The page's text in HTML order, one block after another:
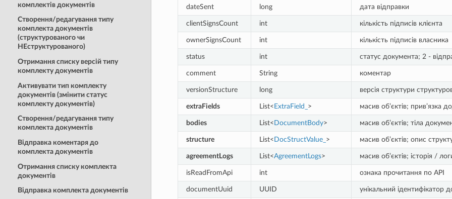
комплектів документів
Створення/редагування типу
комплекта документів
(структурованого чи
НЕструктурованого)
Отримання списку версій типу
комплекту документів
Активувати тип комплекту
документів (змінити статус
комплекту документів)
Створення/редагування типу
комплекта документів
Відправка коментаря до
комплекта документів
Отримання списку комплекта
документів
Відправка комплекта документів
dateSent long дата відправки
clientSignsCount int кількість підписів клієнта
ownerSignsCount int кількість підписів власника
status int статус документа; 2 -
comment String коментар
versionStructure long версія структури
extraFields List< ExtraField_ > масив об’єктів; прив’язка
bodies List< DocumentBody> масив об’єктів; тіла
structure List< DocStructValue_ > масив об’єктів; опис
agreementLogs List<AgreementLogs> масив об’єктів; історія /
isReadFromApi int ознака прочитання по API
documentUuid UUID унікальний ідентифікатор